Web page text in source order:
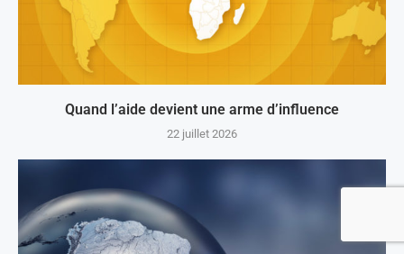
Quand l’aide devient une arme d’influence
22 juillet 2026